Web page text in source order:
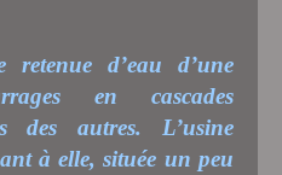
d’eau d’une
en cascades
des autres. L’usine
à elle, située un peu